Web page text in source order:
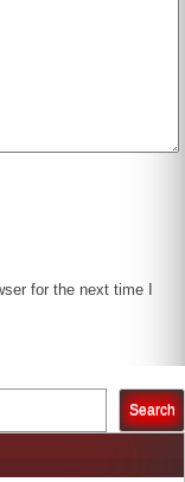
for the next time I
Search